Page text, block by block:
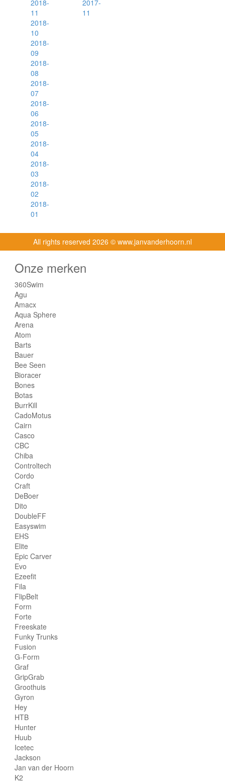
2018-
11
2018-
10
2018-
09
2018-
08
2018-
07
2018-
06
2018-
05
2018-
04
2018-
03
2018-
02
2018-
01
2017-
11
All rights reserved 2026 © www.janvanderhoorn.nl
Onze merken
360Swim
Agu
Amacx
Aqua Sphere
Arena
Atom
Barts
Bauer
Bee Seen
Bioracer
Bones
Botas
BurrKill
CadoMotus
Cairn
Casco
CBC
Chiba
Controltech
Cordo
Craft
DeBoer
Dito
DoubleFF
Easyswim
EHS
Elite
Epic Carver
Evo
Ezeefit
Fila
FlipBelt
Form
Forte
Freeskate
Funky Trunks
Fusion
G-Form
Graf
GripGrab
Groothuis
Gyron
Hey
HTB
Hunter
Huub
Icetec
Jackson
Jan van der Hoorn
K2